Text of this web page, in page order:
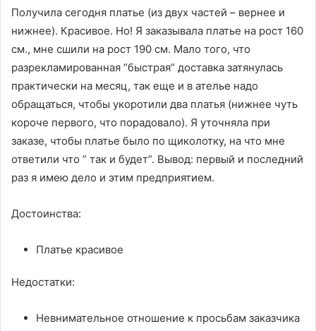
Получила сегодня платье (из двух частей – вернее и
нижнее). Красивое. Но! Я заказывала платье на рост 160
см., мне сшили на рост 190 см. Мало того, что
разрекламированная “быстрая” доставка затянулась
практически на месяц, так еще и в ателье надо
обращаться, чтобы укоротили два платья (нижнее чуть
короче первого, что порадовало). Я уточняла при
заказе, чтобы платье было по щиколотку, на что мне
ответили что ” так и будет”. Вывод: первый и последний
раз я имею дело и этим предприятием.
Достоинства:
Платье красивое
Недостатки:
Невнимательное отношение к просьбам заказчика